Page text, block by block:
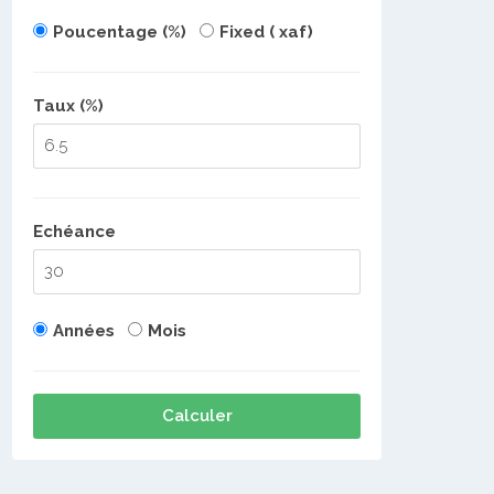
Poucentage (%) Fixed ( xaf)
Taux (%)
Echéance
Années Mois
Calculer